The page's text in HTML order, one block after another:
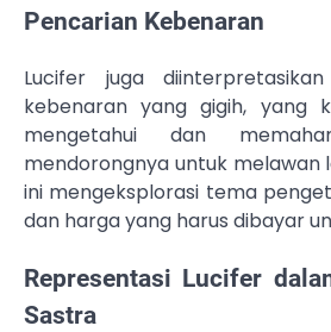
Pencarian Kebenaran
Lucifer juga
kebenaran yang gigih, yang
mengetahui dan
mendorongnya untuk melawan
ini mengeksplorasi tema
dan harga yang harus dibayar
Representasi Lucifer
Sastra